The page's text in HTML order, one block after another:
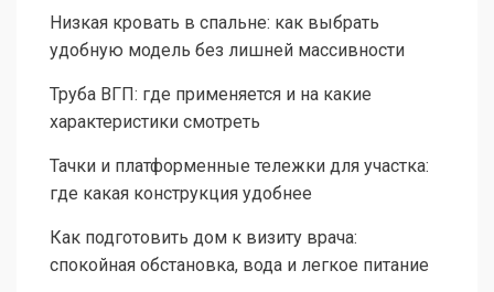
Низкая кровать в спальне: как выбрать
удобную модель без лишней массивности
Труба ВГП: где применяется и на какие
характеристики смотреть
Тачки и платформенные тележки для участка:
где какая конструкция удобнее
Как подготовить дом к визиту врача:
спокойная обстановка, вода и легкое питание